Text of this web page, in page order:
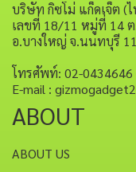
บริษัท กิซโม่ แก็ดเจ็ต (
เลขที่ 18/11 หมู่ที่ 14 ต
อ.บางใหญ่ จ.นนทบุรี
โทรศัพท์: 02-
E-mail :
ABOUT
ABOUT US